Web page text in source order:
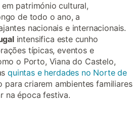
património cultural,
de todo o ano, a
nacionais e internacionais.
intensifica este cunho
típicas, eventos e
o Porto, Viana do Castelo,
quintas e herdades no Norte de
criarem ambientes familiares
na época festiva.